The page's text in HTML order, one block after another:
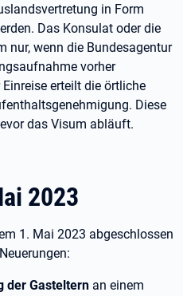
in Form
Das Konsulat oder die
nur, wenn die Bundesagentur
vorher
erteilt die örtliche
Diese
das Visum abläuft.
2023
1. Mai 2023 abgeschlossen
der Gasteltern an einem